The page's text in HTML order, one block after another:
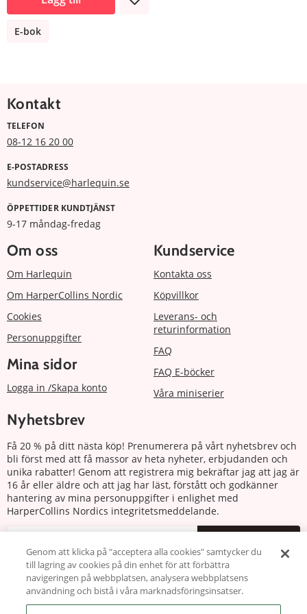
E-bok
Kontakt
TELEFON
08-12 16 20 00
E-POSTADRESS
kundservice@harlequin.se
ÖPPETTIDER KUNDTJÄNST
9-17 måndag-fredag
Om oss
Om Harlequin
Om HarperCollins Nordic
Cookies
Personuppgifter
Mina sidor
Logga in /Skapa konto
Kundservice
Kontakta oss
Köpvillkor
Leverans- och
returinformation
FAQ
FAQ E-böcker
Våra miniserier
Nyhetsbrev
Få 20 % på ditt nästa köp! Prenumerera på vårt nyhetsbrev och
bli först med att få massor av heta nyheter, erbjudanden och
unika rabatter! Genom att registrera mig bekräftar jag att jag är
16 år eller äldre och att jag har läst, förstått och godkänner
hantering av mina personuppgifter i enlighet med
HarperCollins Nordics integritetsmeddelande.
Följ oss
Genom att klicka på "acceptera alla cookies" samtycker du
till lagring av cookies på din enhet för att förbättra
navigeringen på webbplatsen, analysera webbplatsens
användning och bistå i våra marknadsföringsinsatser.